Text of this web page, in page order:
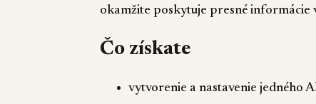
okamžite poskytuje presné informácie
Čo získate
vytvorenie a nastavenie jedného